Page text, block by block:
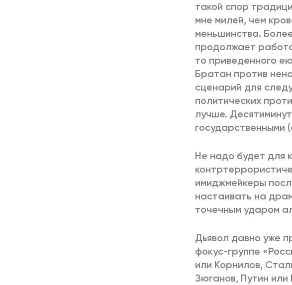
такой спор
мне милей, чем
меньшинства.
продолжает
то приведенного
Братан против
сценарий для
политических
лучше.
государственными
Не надо будет для
имиджмейкеры
настаивать на
точечным ударом
Дьявол давно уже
фокус-группе
или Корнилов,
Зюганов, Путин или